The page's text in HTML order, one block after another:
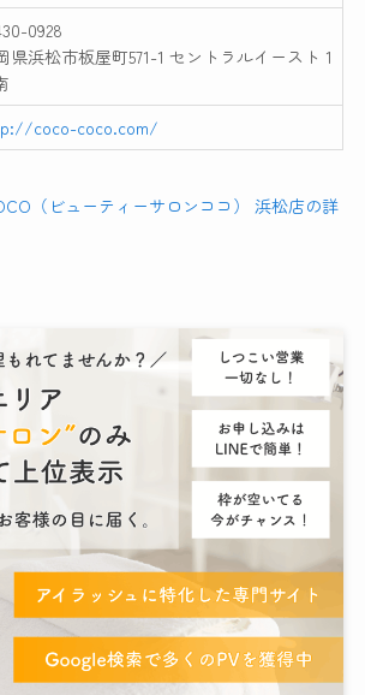
0928
県浜松市板屋町571-1 セントラルイースト 1
coco-coco.com/
（ビューティーサロンココ） 浜松店の詳